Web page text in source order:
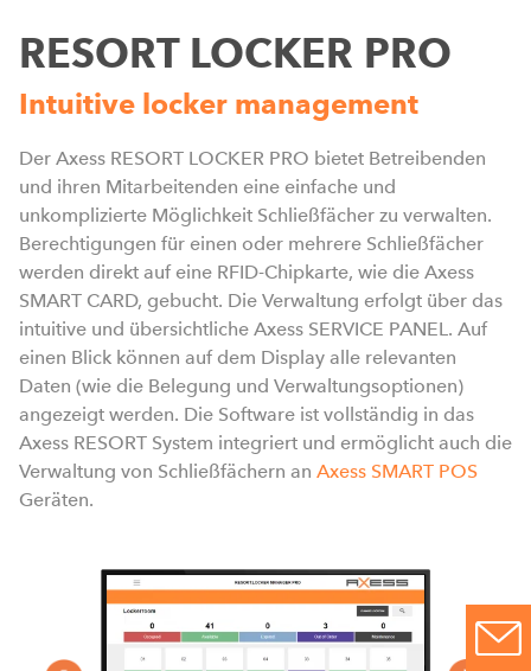
RESORT LOCKER PRO
Intuitive locker management
Der Axess RESORT LOCKER PRO bietet Betreibenden
und ihren Mitarbeitenden eine einfache und
unkomplizierte Möglichkeit Schließfächer zu verwalten.
Berechtigungen für einen oder mehrere Schließfächer
werden direkt auf eine RFID-Chipkarte, wie die Axess
SMART CARD, gebucht. Die Verwaltung erfolgt über das
intuitive und übersichtliche Axess SERVICE PANEL. Auf
einen Blick können auf dem Display alle relevanten
Daten (wie die Belegung und Verwaltungsoptionen)
angezeigt werden. Die Software ist vollständig in das
Axess RESORT System integriert und ermöglicht auch die
Verwaltung von Schließfächern an Axess SMART POS
Geräten.